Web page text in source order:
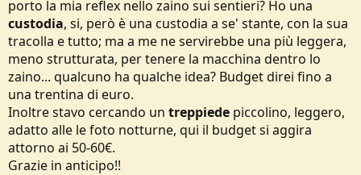
s
i
o
n
e
porto la mia reflex nello zaino sui sentieri? Ho una
custodia, si, però è una custodia a se' stante, con la sua
tracolla e tutto; ma a me ne servirebbe una più leggera,
meno strutturata, per tenere la macchina dentro lo
zaino... qualcuno ha qualche idea? Budget direi fino a
una trentina di euro.
Inoltre stavo cercando un treppiede piccolino, leggero,
adatto alle le foto notturne, qui il budget si aggira
attorno ai 50-60€.
Grazie in anticipo!!